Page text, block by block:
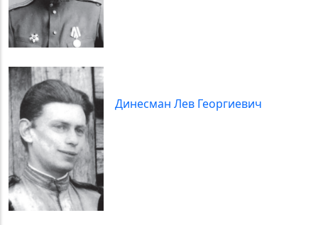
Динесман Лев Георгиевич